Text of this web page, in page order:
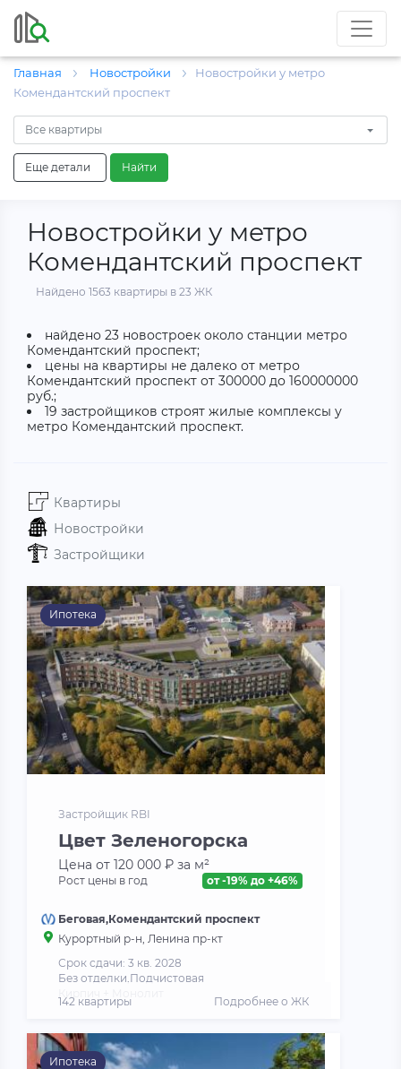
Главная Новостройки
Новостройки у метро
Комендантский проспект
Все квартиры
Еще детали Найти
Новостройки у метро
Комендантский проспект
Найдено 1563 квартиры в 23 ЖК
найдено 23 новостроек около станции метро
Комендантский проспект;
цены на квартиры не далеко от метро
Комендантский проспект от 300000 до 160000000
руб.;
19 застройщиков строят жилые комплексы у
метро Комендантский проспект.
Квартиры
Новостройки
Застройщики
Ипотека
Застройщик RBI
Цвет Зеленогорска
Цена от 120 000 ₽ за м²
Рост цены в год от -19% до +46%
Беговая,Комендантский проспект
Курортный р-н, Ленина пр-кт
Срок сдачи: 3 кв. 2028
Без отделки,Подчистовая
142 квартиры Подробнее о ЖК
Ипотека